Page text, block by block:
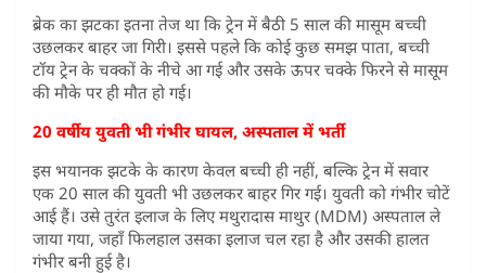
ब्रेक का झटका इतना तेज था कि ट्रेन में बैठी 5 साल की मासूम बच्ची
उछलकर बाहर जा गिरी। इससे पहले कि कोई कुछ समझ पाता, बच्ची
टॉय ट्रेन के चक्कों के नीचे आ गई और उसके ऊपर चक्के फिरने से मासूम
की मौके पर ही मौत हो गई।
20 वर्षीय युवती भी गंभीर घायल, अस्पताल में भर्ती
इस भयानक झटके के कारण केवल बच्ची ही नहीं, बल्कि ट्रेन में सवार
एक 20 साल की युवती भी उछलकर बाहर गिर गई। युवती को गंभीर चोटें
आई हैं। उसे तुरंत इलाज के लिए मथुरादास माथुर (MDM) अस्पताल ले
जाया गया, जहाँ फिलहाल उसका इलाज चल रहा है और उसकी हालत
गंभीर बनी हुई है।